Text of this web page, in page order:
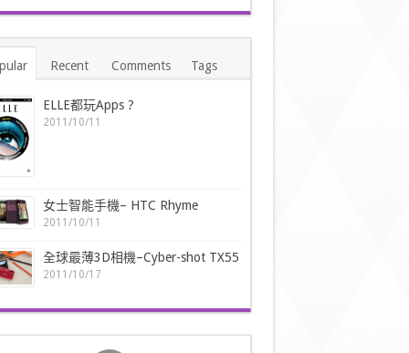
Recent Comments Tags
ELLE都玩Apps ?
2011/10/11
女士智能手機– HTC Rhyme
2011/10/11
全球最薄3D相機–Cyber-shot TX55
2011/10/17